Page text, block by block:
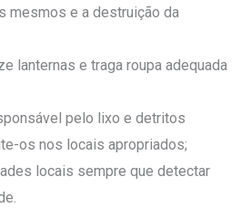
mesmos e a destruição da
lanternas e traga roupa adequada
pelo lixo e detritos
os nos locais apropriados;
locais sempre que detectar